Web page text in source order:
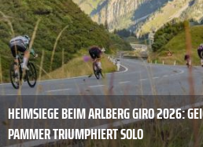
HEIMSIEGE BEIM ARLBERG GIRO 2026:
PAMMER TRIUMPHIERT SOLO